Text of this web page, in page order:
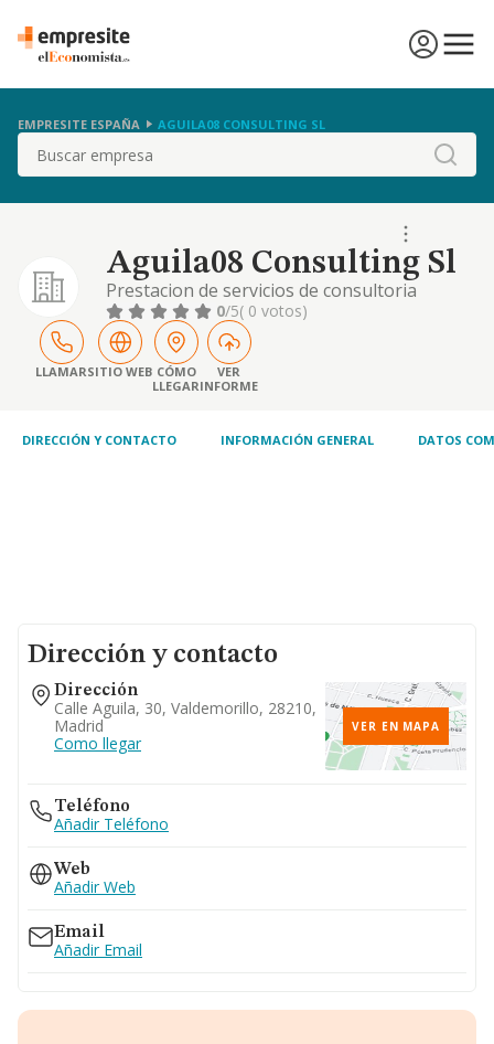
EMPRESITE ESPAÑA AGUILA08 CONSULTING SL
Buscar
Aguila08 Consulting Sl
Prestacion de servicios de consultoria
empresarial, asi como el asesoramiento
profesional, intermediacion, prestacion de
servicios financieros, contables y fiscales.
0/5( 0 votos)
LLAMARSITIO WEB CÓMO
LLEGAR
VER
INFORME
DIRECCIÓN Y CONTACTO INFORMACIÓN GENERAL DATOS
Dirección y contacto
Dirección
Calle Aguila, 30, Valdemorillo, 28210,
Madrid
Como llegar
VER EN MAPA
Teléfono
Añadir Teléfono
Web
Añadir Web
Email
Añadir Email